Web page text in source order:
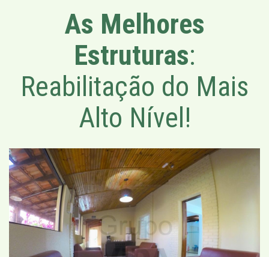
As Melhores
Estruturas:
Reabilitação do Mais
Alto Nível!